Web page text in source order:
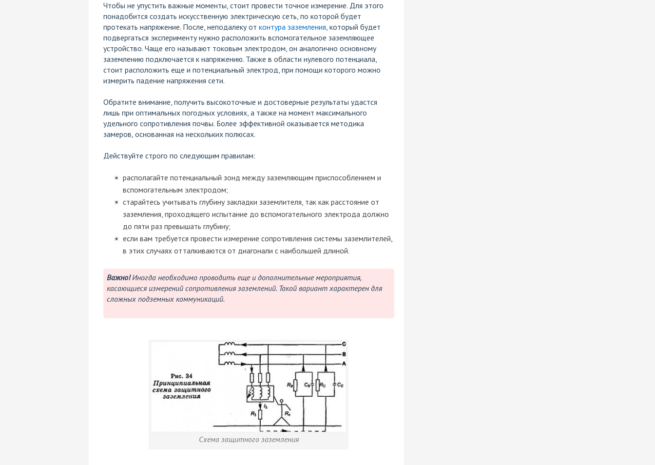
Чтобы не упустить важные моменты, стоит провести точное измерение. Для этого
понадобится создать искусственную электрическую сеть, по которой будет
протекать напряжение. После, неподалеку от контура заземления, который будет
подвергаться эксперименту нужно расположить вспомогательное заземляющее
устройство. Чаще его называют токовым электродом, он аналогично основному
заземлению подключается к напряжению. Также в области нулевого потенциала,
стоит расположить еще и потенциальный электрод, при помощи которого можно
измерить падение напряжения сети.
Обратите внимание, получить высокоточные и достоверные результаты удастся
лишь при оптимальных погодных условиях, а также на момент максимального
удельного сопротивления почвы. Более эффективной оказывается методика
замеров, основанная на нескольких полюсах.
Действуйте строго по следующим правилам:
располагайте потенциальный зонд между заземляющим приспособлением и
вспомогательным электродом;
старайтесь учитывать глубину закладки заземлителя, так как расстояние от
заземления, проходящего испытание до вспомогательного электрода должно
до пяти раз превышать глубину;
если вам требуется провести измерение сопротивления системы заземлителей,
в этих случаях отталкиваются от диагонали с наибольшей длиной.
Важно!Иногда необходимо проводить еще и дополнительные мероприятия,
касающиеся измерений сопротивления заземлений. Такой вариант характерен для
сложных подземных коммуникаций.
Схема защитного заземления